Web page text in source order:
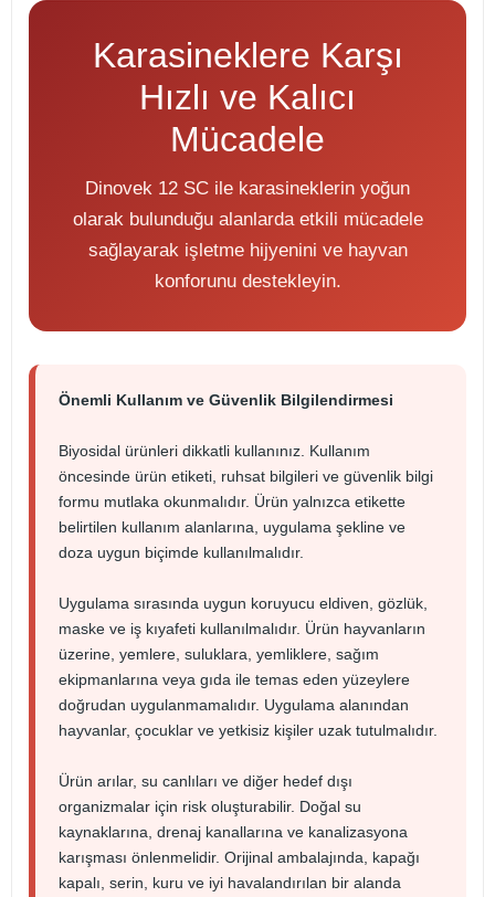
Karasineklere Karşı
Hızlı ve Kalıcı
Mücadele
Dinovek 12 SC ile karasineklerin yoğun
olarak bulunduğu alanlarda etkili mücadele
sağlayarak işletme hijyenini ve hayvan
konforunu destekleyin.
Önemli Kullanım ve Güvenlik Bilgilendirmesi
Biyosidal ürünleri dikkatli kullanınız. Kullanım
öncesinde ürün etiketi, ruhsat bilgileri ve güvenlik bilgi
formu mutlaka okunmalıdır. Ürün yalnızca etikette
belirtilen kullanım alanlarına, uygulama şekline ve
doza uygun biçimde kullanılmalıdır.
Uygulama sırasında uygun koruyucu eldiven, gözlük,
maske ve iş kıyafeti kullanılmalıdır. Ürün hayvanların
üzerine, yemlere, suluklara, yemliklere, sağım
ekipmanlarına veya gıda ile temas eden yüzeylere
doğrudan uygulanmamalıdır. Uygulama alanından
hayvanlar, çocuklar ve yetkisiz kişiler uzak tutulmalıdır.
Ürün arılar, su canlıları ve diğer hedef dışı
organizmalar için risk oluşturabilir. Doğal su
kaynaklarına, drenaj kanallarına ve kanalizasyona
karışması önlenmelidir. Orijinal ambalajında, kapağı
kapalı, serin, kuru ve iyi havalandırılan bir alanda